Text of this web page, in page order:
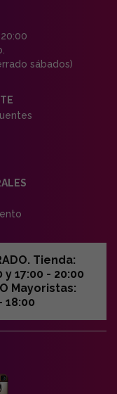
sábados)
Tienda:
17:00 - 20:00
Mayoristas:
18:00